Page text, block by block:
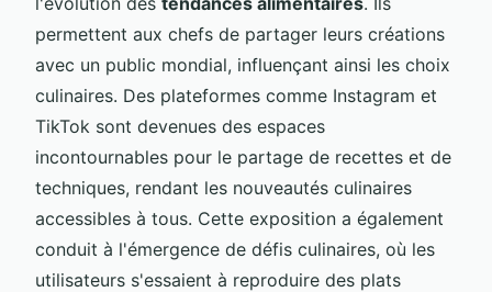
permettent aux chefs de partager leurs créations
avec un public mondial, influençant ainsi les choix
culinaires. Des plateformes comme Instagram et
TikTok sont devenues des espaces
incontournables pour le partage de recettes et de
techniques, rendant les nouveautés culinaires
accessibles à tous. Cette exposition a également
conduit à l'émergence de défis culinaires, où les
utilisateurs s'essaient à reproduire des plats